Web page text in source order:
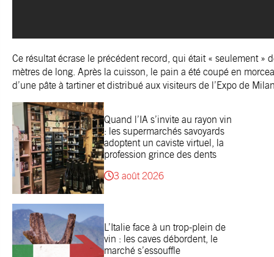
Ce résultat écrase le précédent record, qui était « seulement »
mètres de long. Après la cuisson, le pain a été coupé en
d’une pâte à tartiner et distribué aux visiteurs de l’Expo de
Quand l’IA s’invite au rayon vin
: les supermarchés savoyards
adoptent un caviste virtuel, la
profession grince des dents
3 août 2026
L’Italie face à un trop-plein de
vin : les caves débordent, le
marché s’essouffle